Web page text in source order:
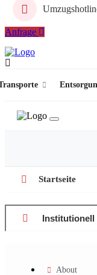
Anfrage
Startseite
Institutionell
About